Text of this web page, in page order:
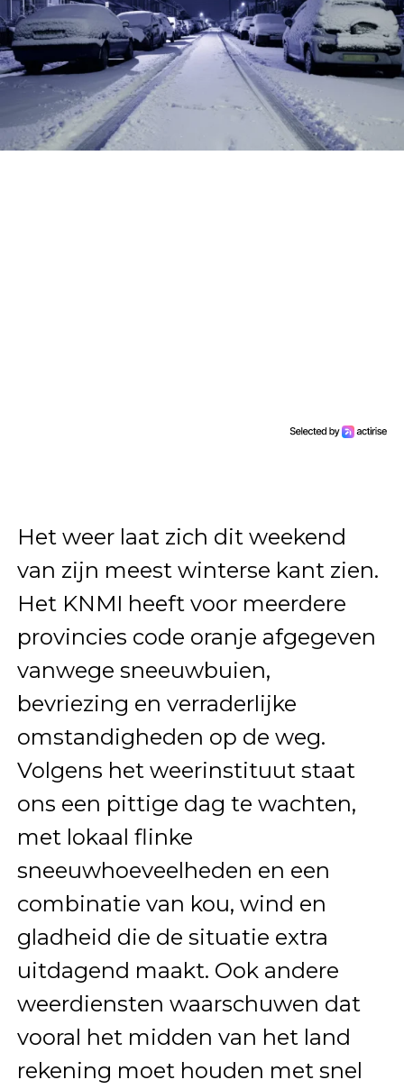
Het weer laat zich dit weekend
van zijn meest winterse kant zien.
Het KNMI heeft voor meerdere
provincies code oranje afgegeven
vanwege sneeuwbuien,
bevriezing en verraderlijke
omstandigheden op de weg.
Volgens het weerinstituut staat
ons een pittige dag te wachten,
met lokaal flinke
sneeuwhoeveelheden en een
combinatie van kou, wind en
gladheid die de situatie extra
uitdagend maakt. Ook andere
weerdiensten waarschuwen dat
vooral het midden van het land
rekening moet houden met snel